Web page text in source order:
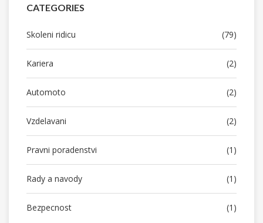
CATEGORIES
Skoleni ridicu (79)
Kariera (2)
Automoto (2)
Vzdelavani (2)
Pravni poradenstvi (1)
Rady a navody (1)
Bezpecnost (1)